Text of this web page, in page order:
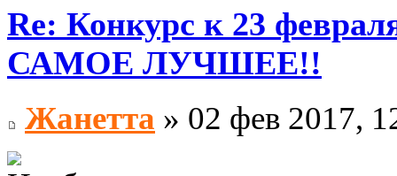
Re: Конкурс к 23
САМОЕ ЛУЧШЕЕ!!
Жанетта » 02 фев 2017,